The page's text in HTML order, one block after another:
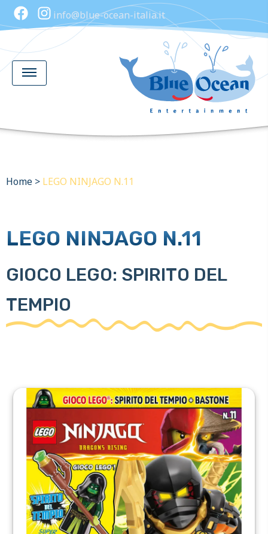
info@blue-ocean-italia.it
Home > LEGO NINJAGO N.11
LEGO NINJAGO N.11
GIOCO LEGO: SPIRITO DEL
TEMPIO